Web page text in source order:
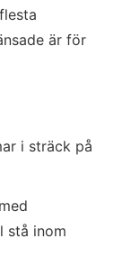
är för
i sträck på
stå inom